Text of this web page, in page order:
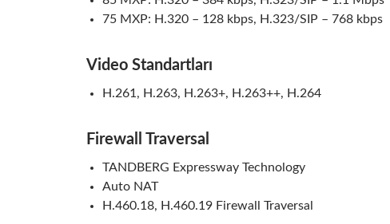
75 MXP: H.320 – 128 kbps, H.323/SIP – 768 kbps
Video Standartları
H.261, H.263, H.263+, H.263++, H.264
Firewall Traversal
TANDBERG Expressway Technology
Auto NAT
H.460.18, H.460.19 Firewall Traversal